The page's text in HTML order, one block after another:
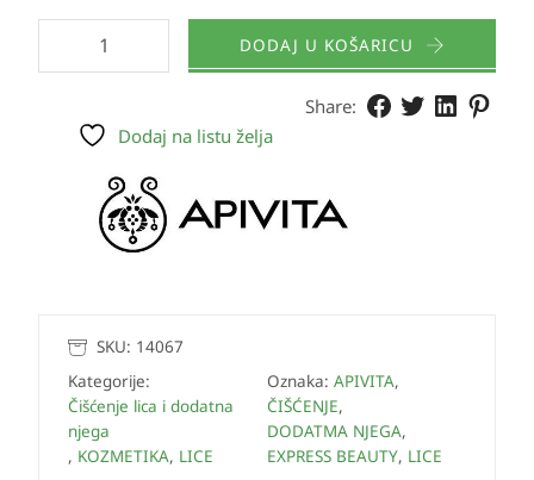
DODAJ U KOŠARICU
Share:
Dodaj na listu želja
SKU: 14067
Kategorije:
Čišćenje lica i dodatna
njega
, KOZMETIKA, LICE
Oznaka: APIVITA,
ČIŠĆENJE,
DODATMA NJEGA,
EXPRESS BEAUTY, LICE